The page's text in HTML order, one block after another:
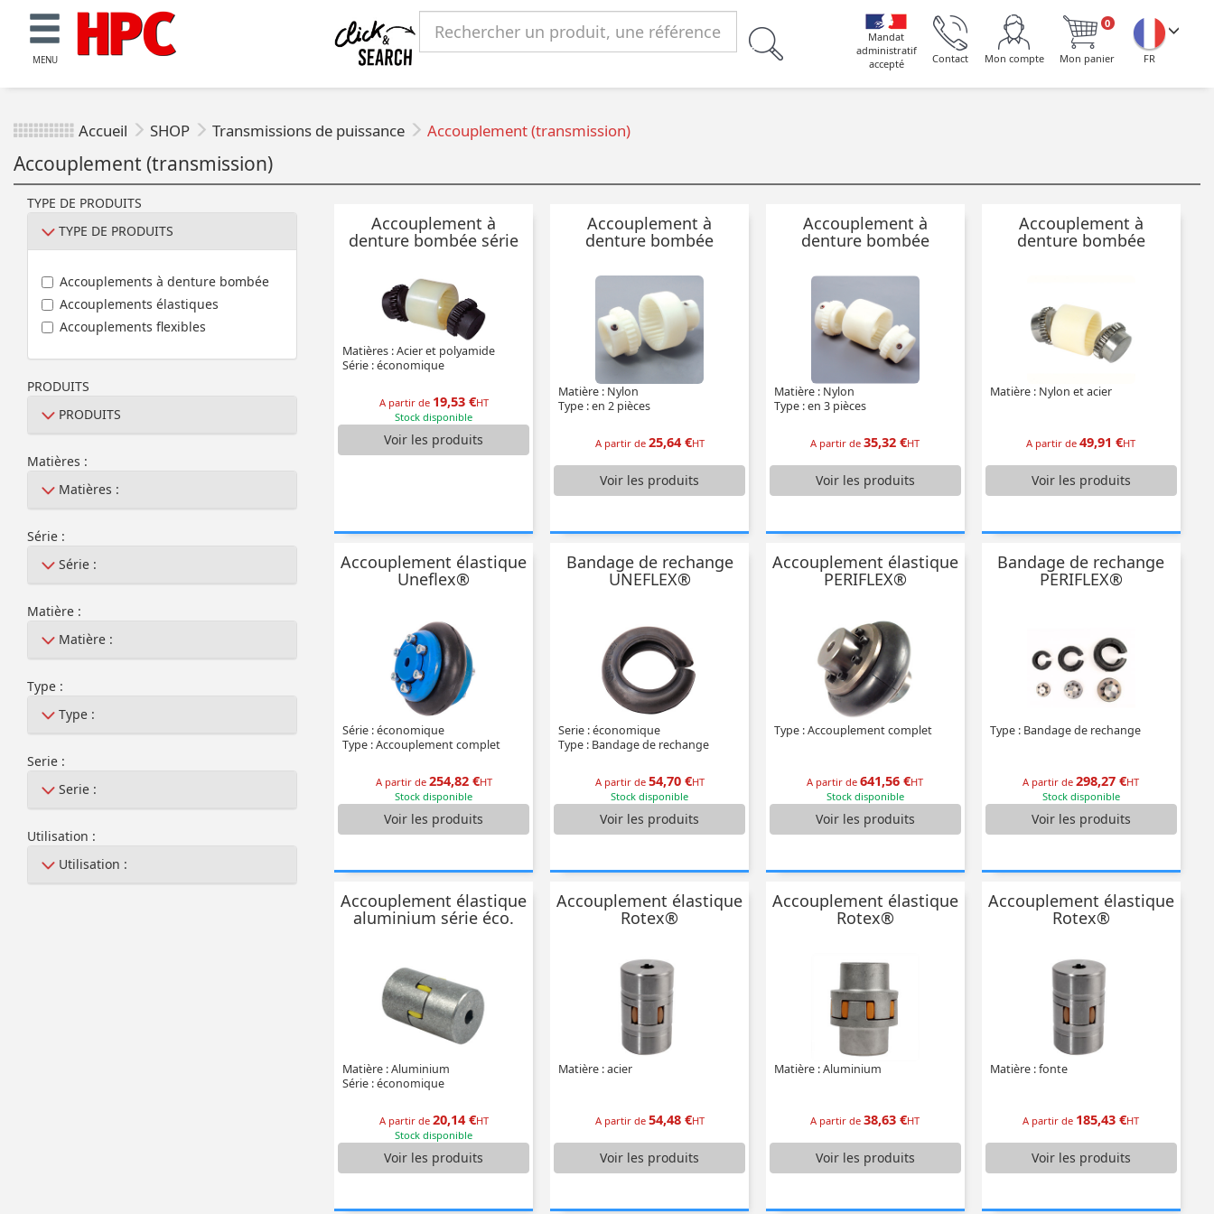
MENU FR
0
Mon panier
Mon compte
Contact
Mandat
administratif
accepté
Accueil SHOP Transmissions de puissance Accouplement (transmission)
Accouplement (transmission)
TYPE DE PRODUITS
TYPE DE PRODUITS
Accouplements à denture bombée
Accouplements élastiques
Accouplements flexibles
PRODUITS
PRODUITS
Matières :
Matières :
Série :
Série :
Matière :
Matière :
Type :
Type :
Serie :
Serie :
Utilisation :
Utilisation :
Accouplement à
denture bombée série
Matières : Acier et polyamide
Série : économique
A partir de 19,53 €HT
Stock disponible
Voir les produits
Accouplement à
denture bombée
Matière : Nylon
Type : en 2 pièces
A partir de 25,64 €HT
Voir les produits
Accouplement à
denture bombée
Matière : Nylon
Type : en 3 pièces
A partir de35,32 €HT
Voirles produits
Accouplement à
denture bombée
Matière : Nylon et acier
A partir de49,91 €HT
Voirles produits
Accouplement élastique
Uneflex®
Série : économique
Type : Accouplement complet
A partir de 254,82 €HT
Stock disponible
Voir les produits
Bandage de rechange
UNEFLEX®
Serie : économique
Type : Bandage de rechange
A partir de 54,70 €HT
Stock disponible
Voir les produits
Accouplement élastique
PERIFLEX®
Type : Accouplement complet
A partir de641,56 €HT
Stock disponible
Voirles produits
Bandage de rechange
PERIFLEX®
Type : Bandage de rechange
A partir de298,27 €HT
Stock disponible
Voirles produits
Accouplement élastique
aluminium série éco.
Matière : Aluminium
Série : économique
A partir de 20,14 €HT
Stock disponible
Voir les produits
Accouplement élastique
Rotex®
Matière : acier
A partir de 54,48 €HT
Voir les produits
Accouplement élastique
Rotex®
Matière : Aluminium
A partir de38,63 €HT
Voirles produits
Accouplement élastique
Rotex®
Matière : fonte
A partir de 185,43 €HT
Voirles produits